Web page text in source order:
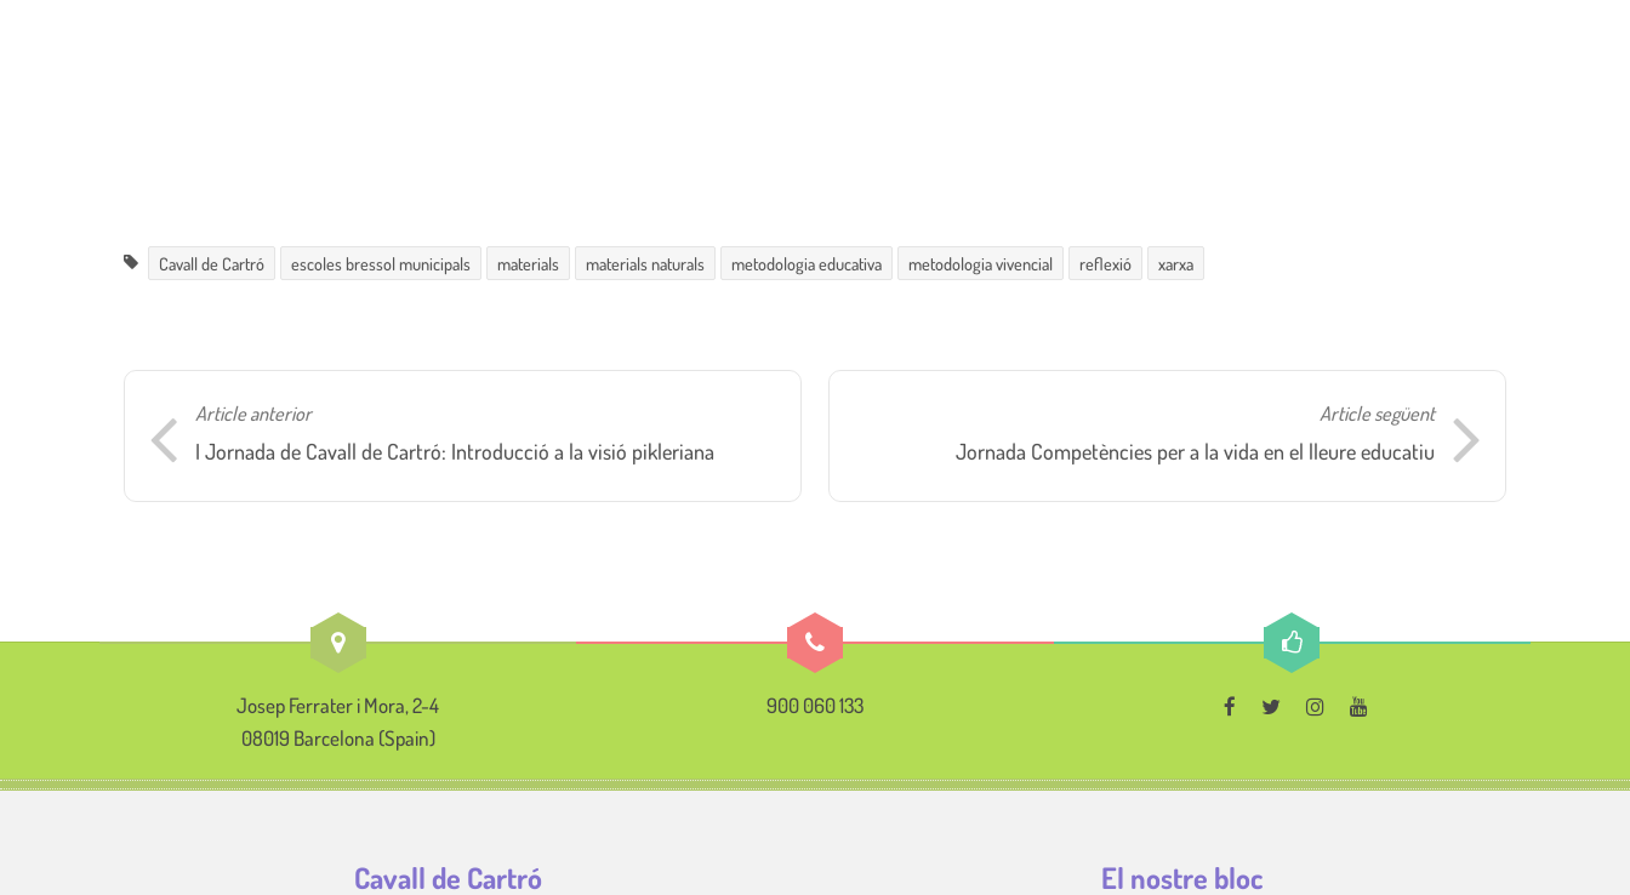
Cavall de Cartró escoles bressol municipals materials materials naturals metodologia educativa metodologia vivencial reflexió xarxa
Article anterior
I Jornada de Cavall de Cartró: Introducció a la visió pikleriana
Article següent
Jornada Competències per a la vida en el lleure educatiu
Josep Ferrater i Mora, 2-4
08019 Barcelona (Spain)
900 060 133
Cavall de Cartró El nostre bloc